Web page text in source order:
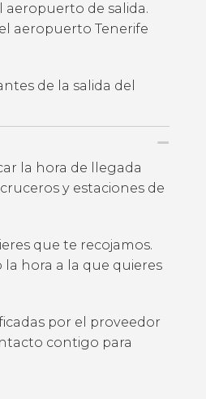
aeropuerto de salida.
aeropuerto Tenerife
de la salida del
la hora de llegada
y estaciones de
que te recojamos.
la hora a la que quieres
por el proveedor
contigo para